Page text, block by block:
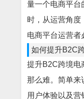
量一个电商平台
时，从运营角度
电商平台运营者
如何提升B2C
提升B2C跨境电
那么难。简单来
用户体验以及